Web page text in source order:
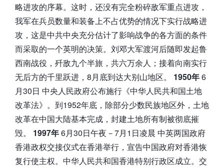
略进攻的序幕。这时，还没有完全粉碎敌军重点进攻，
我军在兵员数量和装备上不占优势的情况下实行战略进
攻，这是中共中央充分估计了影响战争的各方面的条件
而采取的一个英明的决策。刘邓大军渡河后随即发起鲁
西南战役，歼敌九个半旅，共六万余人；接着向南实行
无后方的千里跃进，8月底到达大别山地区。 1950年6
月30日 中央人民政府公布施行《中华人民共和国土地
改革法》。到1952年底，除部分少数民族地区外，土地
改革在中国大陆基本完成，封建土地所有制被彻底摧
毁。 1997年6月30日午夜－7月1日凌晨 中英两国政府
香港政权交接仪式在香港举行，宣告中国政府对香港恢
复行使主权。中华人民共和国香港特别行政区成立。交